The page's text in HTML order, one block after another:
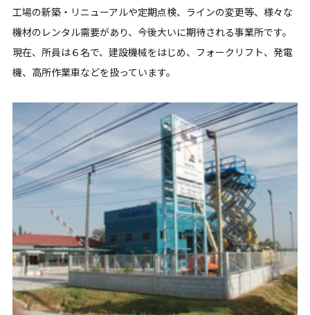
工場の新築・リニューアルや定期点検、ラインの変更等、様々な
機材のレンタル需要があり、今後大いに期待される事業所です。
現在、所員は６名で、建設機械をはじめ、フォークリフト、発電
機、高所作業車などを扱っています。